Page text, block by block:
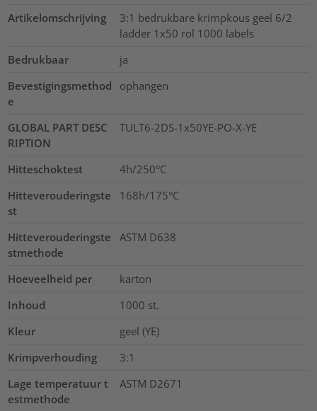
Artikelomschrijving
3:1 bedrukbare krimpkous geel 6/2
ladder 1x50 rol 1000 labels
Bedrukbaar
ja
Bevestigingsmethod
e
ophangen
GLOBAL PART DESC
RIPTION
TULT6-2DS-1x50YE-PO-X-YE
Hitteschoktest
4h/250°C
Hitteverouderingste
st
168h/175°C
Hitteverouderingste
stmethode
ASTM D638
Hoeveelheid per
karton
Inhoud
1000 st.
Kleur
geel (YE)
Krimpverhouding
3:1
Lage temperatuur t
estmethode
ASTM D2671